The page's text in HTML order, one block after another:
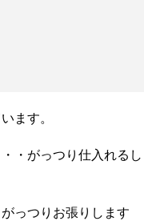
ます。
・がっつり仕入れるし
っつりお張りします